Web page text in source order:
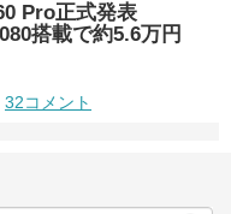
Pro正式発表
搭載で約5.6万円
32コメント